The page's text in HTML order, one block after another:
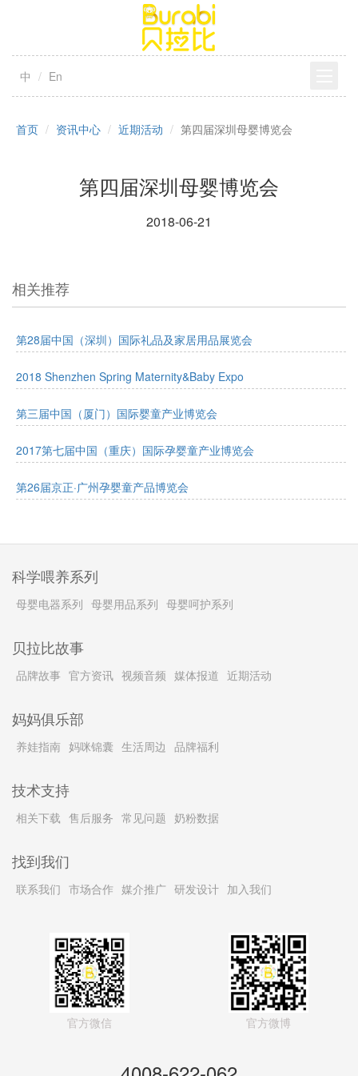
中 En
首页 资讯中心 近期活动 第四届深圳母婴博览会
第四届深圳母婴博览会
2018-06-21
相关推荐
第28届中国（深圳）国际礼品及家居用品展览会
2018 Shenzhen Spring Maternity&Baby Expo
第三届中国（厦门）国际婴童产业博览会
2017第七届中国（重庆）国际孕婴童产业博览会
第26届京正·广州孕婴童产品博览会
科学喂养系列
母婴电器系列 母婴用品系列 母婴呵护系列
贝拉比故事
品牌故事 官方资讯 视频音频 媒体报道 近期活动
妈妈俱乐部
养娃指南 妈咪锦囊 生活周边 品牌福利
技术支持
相关下载 售后服务 常见问题 奶粉数据
找到我们
联系我们 市场合作 媒介推广 研发设计 加入我们
官方微信 官方微博